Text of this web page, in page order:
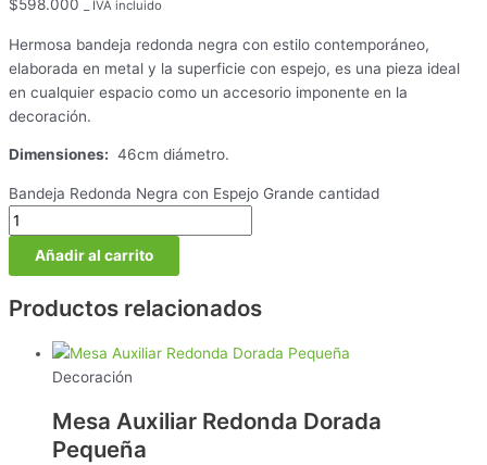
$598.000 _ IVA incluido
Hermosa bandeja redonda negra con estilo contemporáneo,
elaborada en metal y la superficie con espejo, es una pieza ideal
en cualquier espacio como un accesorio imponente en la
decoración.
Dimensiones: 46cm diámetro.
Bandeja Redonda Negra con Espejo Grande cantidad
Añadir al carrito
Productos relacionados
Decoración
Mesa Auxiliar Redonda Dorada
Pequeña